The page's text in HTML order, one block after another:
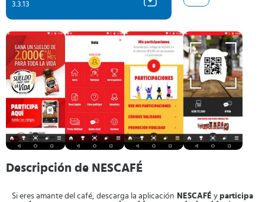
3.3.13
Descripción de NESCAFÉ
Si eres amante del café, descarga la aplicación NESCAFÉ yparticipa